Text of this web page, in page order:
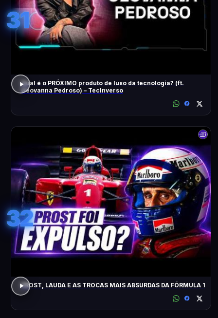
31
Qual é o PRÓXIMO produto de luxo da tecnologia? (ft.
Geovanna Pedroso) – TecInverso
32
PROST, LAUDA E AS TROCAS MAIS ABSURDAS DA FÓRMULA 1